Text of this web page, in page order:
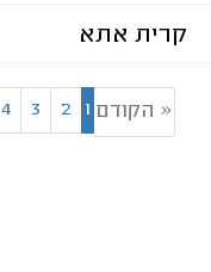
קרית אתא
« הקודם 1
2
3
4